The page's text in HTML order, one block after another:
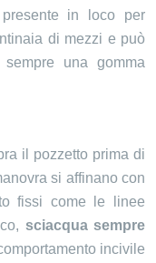
in loco per
di mezzi e può
una gomma
il pozzetto prima di
si affinano con
fissi come le linee
sciacqua sempre
incivile